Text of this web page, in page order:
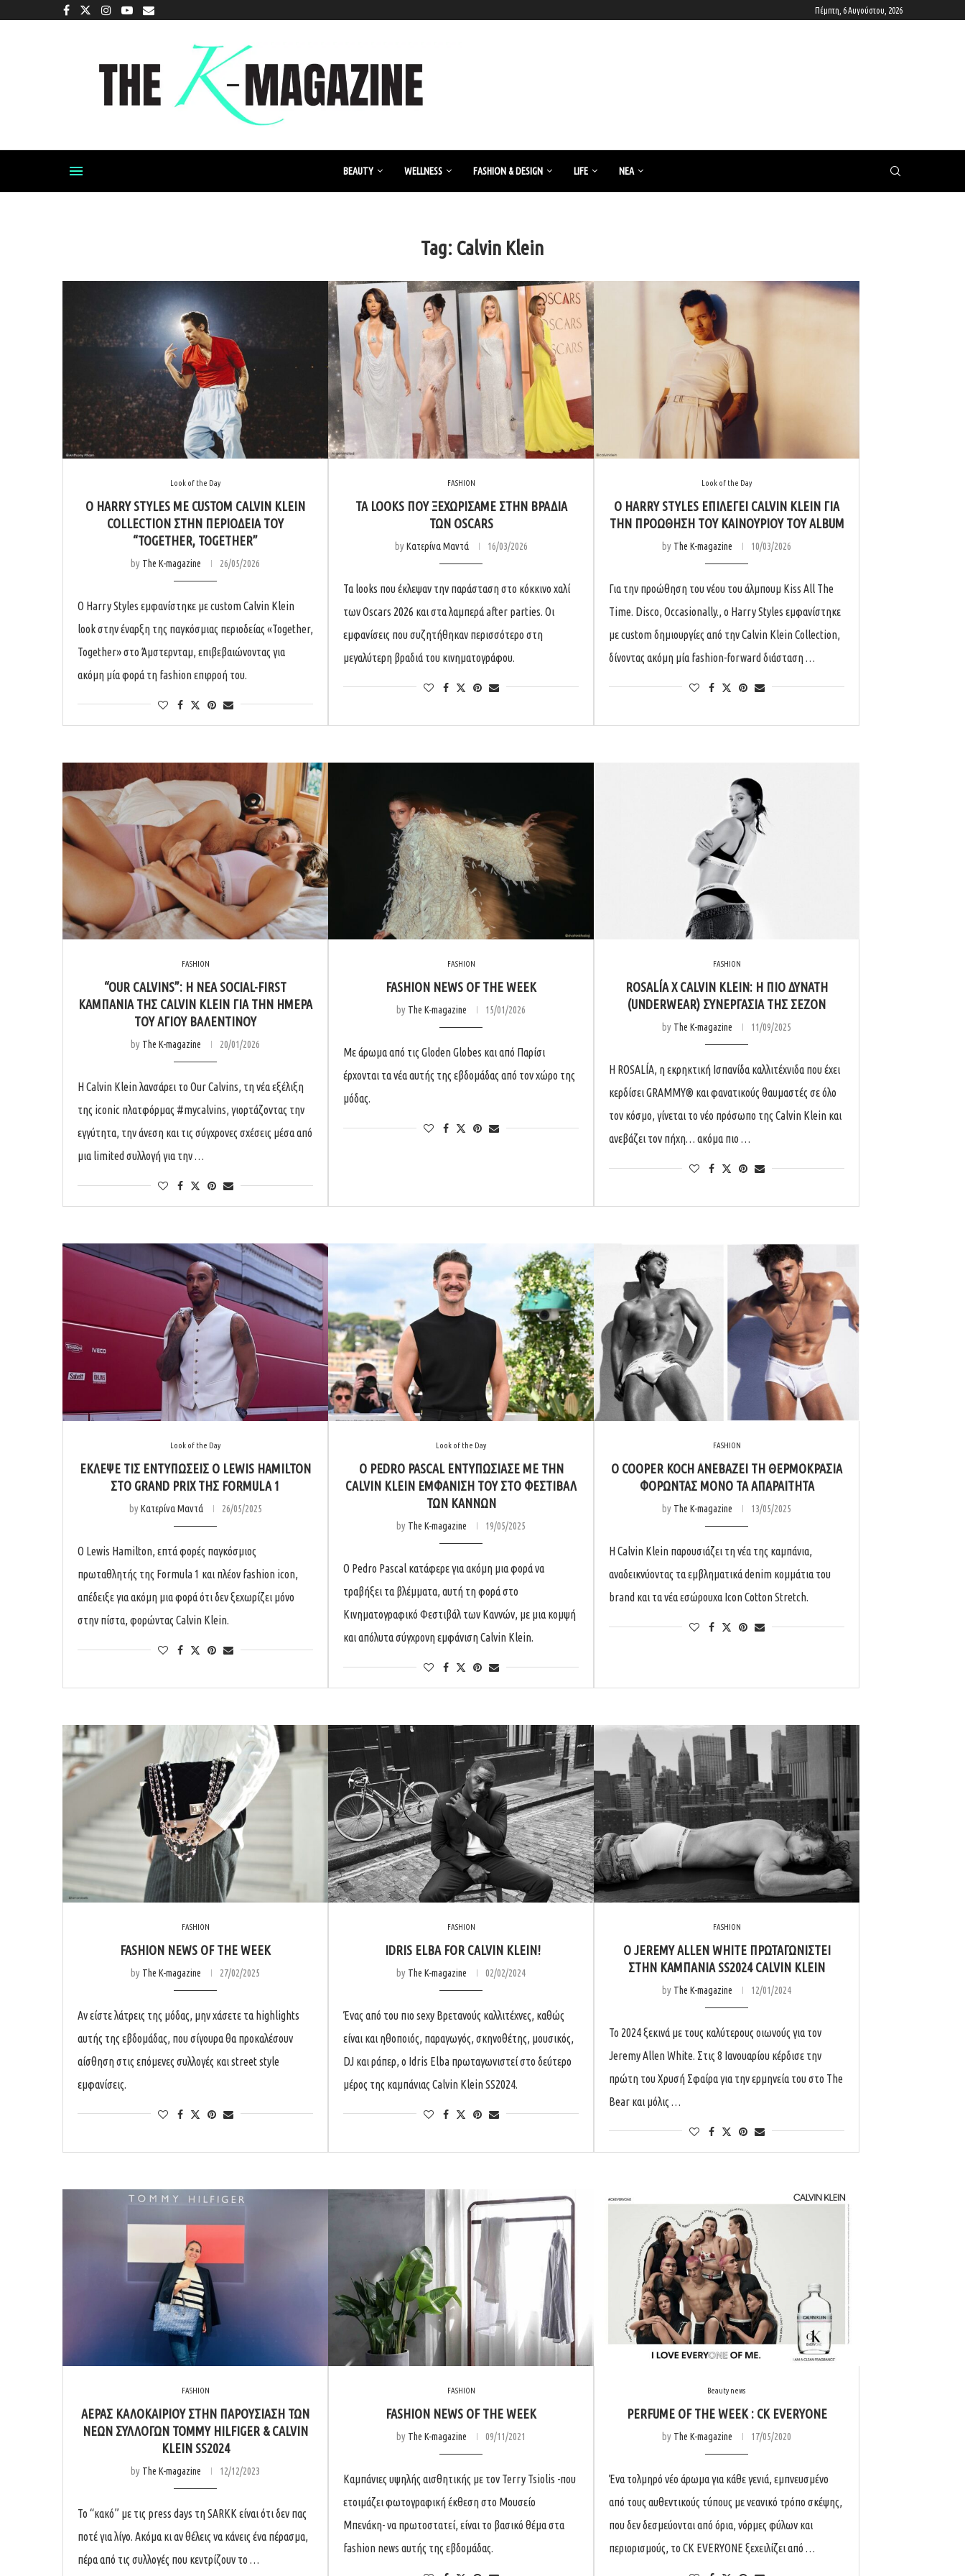
Πέμπτη, 6 Αυγούστου, 2026
BEAUTY WELLNESS FASHION & DESIGN LIFE ΝΈΑ
Tag: Calvin Klein
Look of the Day
Ο HARRY STYLES ΜΕ CUSTOM CALVIN KLEIN
COLLECTION ΣΤΗΝ ΠΕΡΙΟΔΕΊΑ ΤΟΥ
“TOGETHER, TOGETHER”
by The K-magazine 26/05/2026
Ο Harry Styles εμφανίστηκε με custom Calvin Klein
look στην έναρξη της παγκόσμιας περιοδείας «Together,
Together» στο Άμστερνταμ, επιβεβαιώνοντας για
ακόμη μία φορά τη fashion επιρροή του.
FASHION
ΤΑ LOOKS ΠΟΥ ΞΕΧΩΡΊΣΑΜΕ ΣΤΗΝ ΒΡΑΔΙΆ
ΤΩΝ OSCARS
byΚατερίνα Μαντά 16/03/2026
Τα looks που έκλεψαν την παράσταση στο κόκκινο χαλί
των Oscars 2026 και στα λαμπερά after parties. Οι
εμφανίσεις που συζητήθηκαν περισσότερο στη
μεγαλύτερη βραδιά του κινηματογράφου.
Look of the Day
O HARRY STYLES ΕΠΙΛΈΓΕΙ CALVIN KLEIN ΓΙΑ
ΤΗΝ ΠΡΟΏΘΗΣΗ ΤΟΥ ΚΑΙΝΟΎΡΙΟΥ ΤΟΥ ALBUM
by The K-magazine 10/03/2026
Για την προώθηση του νέου του άλμπουμ Kiss All The
Time. Disco, Occasionally., ο Harry Styles εμφανίστηκε
με custom δημιουργίες από την Calvin Klein Collection,
δίνοντας ακόμη μία fashion-forward διάσταση …
FASHION
“OUR CALVINS”: Η ΝΈΑ SOCIAL-FIRST
ΚΑΜΠΆΝΙΑ ΤΗΣ CALVIN KLEIN ΓΙΑ ΤΗΝ ΗΜΈΡΑ
ΤΟΥ ΑΓΊΟΥ ΒΑΛΕΝΤΊΝΟΥ
by The K-magazine 20/01/2026
Η Calvin Klein λανσάρει το Our Calvins, τη νέα εξέλιξη
της iconic πλατφόρμας #mycalvins, γιορτάζοντας την
εγγύτητα, την άνεση και τις σύγχρονες σχέσεις μέσα από
μια limited συλλογή για την …
FASHION
FASHION NEWS OF THE WEEK
by The K-magazine 15/01/2026
Με άρωμα από τις Gloden Globes και από Παρίσι
έρχονται τα νέα αυτής της εβδομάδας από τον χώρο της
μόδας.
FASHION
ROSALÍA X CALVIN KLEIN: Η ΠΙΟ ΔΥΝΑΤΉ
(UNDERWEAR) ΣΥΝΕΡΓΑΣΊΑ ΤΗΣ ΣΕΖΌΝ
by The K-magazine 11/09/2025
Η ROSALÍA, η εκρηκτική Ισπανίδα καλλιτέχνιδα που έχει
κερδίσει GRAMMY® και φανατικούς θαυμαστές σε όλο
τον κόσμο, γίνεται το νέο πρόσωπο της Calvin Klein και
ανεβάζει τον πήχη… ακόμα πιο …
Look of the Day
ΈΚΛΕΨΕ ΤΙΣ ΕΝΤΥΠΏΣΕΙΣ Ο LEWIS HAMILTON
ΣΤΟ GRAND PRIX ΤΗΣ FORMULA 1
byΚατερίνα Μαντά 26/05/2025
Ο Lewis Hamilton, επτά φορές παγκόσμιος
πρωταθλητής της Formula 1 και πλέον fashion icon,
απέδειξε για ακόμη μια φορά ότι δεν ξεχωρίζει μόνο
στην πίστα, φορώντας Calvin Klein.
Look of the Day
O PEDRO PASCAL ΕΝΤΥΠΩΣΊΑΣΕ ΜΕ ΤΗΝ
CALVIN KLEIN ΕΜΦΆΝΙΣΉ ΤΟΥ ΣΤΟ ΦΕΣΤΙΒΆΛ
ΤΩΝ ΚΑΝΝΏΝ
by The K-magazine 19/05/2025
Ο Pedro Pascal κατάφερε για ακόμη μια φορά να
τραβήξει τα βλέμματα, αυτή τη φορά στο
Κινηματογραφικό Φεστιβάλ των Καννών, με μια κομψή
και απόλυτα σύγχρονη εμφάνιση Calvin Klein.
FASHION
O COOPER KOCH ΑΝΕΒΆΖΕΙ ΤΗ ΘΕΡΜΟΚΡΑΣΊΑ
ΦΟΡΏΝΤΑΣ ΜΌΝΟ ΤΑ ΑΠΑΡΑΊΤΗΤΑ
by The K-magazine 13/05/2025
Η Calvin Klein παρουσιάζει τη νέα της καμπάνια,
αναδεικνύοντας τα εμβληματικά denim κομμάτια του
brand και τα νέα εσώρουχα Icon Cotton Stretch.
FASHION
FASHION NEWS OF THE WEEK
by The K-magazine 27/02/2025
Αν είστε λάτρεις της μόδας, μην χάσετε τα highlights
αυτής της εβδομάδας, που σίγουρα θα προκαλέσουν
αίσθηση στις επόμενες συλλογές και street style
εμφανίσεις.
FASHION
IDRIS ELBA FOR CALVIN KLEIN!
by The K-magazine 02/02/2024
Ένας από του πιο sexy Βρετανούς καλλιτέχνες, καθώς
είναι και ηθοποιός, παραγωγός, σκηνοθέτης, μουσικός,
DJ και ράπερ, ο Idris Elba πρωταγωνιστεί στο δεύτερο
μέρος της καμπάνιας Calvin Klein SS2024.
FASHION
O JEREMY ALLEN WHITE ΠΡΩΤΑΓΩΝΙΣΤΕΙ
ΣΤΗΝ ΚΑΜΠΑΝΙΑ SS2024 CALVIN KLEIN
by The K-magazine 12/01/2024
Το 2024 ξεκινά με τους καλύτερους οιωνούς για τον
Jeremy Allen White. Στις 8 Ιανουαρίου κέρδισε την
πρώτη του Χρυσή Σφαίρα για την ερμηνεία του στο The
Bear και μόλις …
FASHION
ΑΕΡΑΣ ΚΑΛΟΚΑΙΡΙΟΥ ΣΤΗΝ ΠΑΡΟΥΣΙΑΣΗ ΤΩΝ
ΝΕΩΝ ΣΥΛΛΟΓΩΝ TOMMY HILFIGER & CALVIN
KLEIN SS2024
by The K-magazine 12/12/2023
Το “κακό” με τις press days τη SARKK είναι ότι δεν πας
ποτέ για λίγο. Ακόμα κι αν θέλεις να κάνεις ένα πέρασμα,
πέρα από τις συλλογές που κεντρίζουν το …
FASHION
FASHION NEWS OF THE WEEK
by The K-magazine 09/11/2021
Καμπάνιες υψηλής αισθητικής με τον Terry Tsiolis -που
ετοιμάζει φωτογραφική έκθεση στο Μουσείο
Μπενάκη- να πρωτοστατεί, είναι το βασικό θέμα στα
fashion news αυτής της εβδομάδας.
Beauty news
PERFUME OF THE WEEK : CK EVERYONE
by The K-magazine 17/05/2020
Ένα τολμηρό νέο άρωμα για κάθε γενιά, εμπνευσμένο
από τους αυθεντικούς τύπους με νεανικό τρόπο σκέψης,
που δεν δεσμεύονται από όρια, νόρμες φύλων και
περιορισμούς, το CK EVERYONE ξεχειλίζει από …